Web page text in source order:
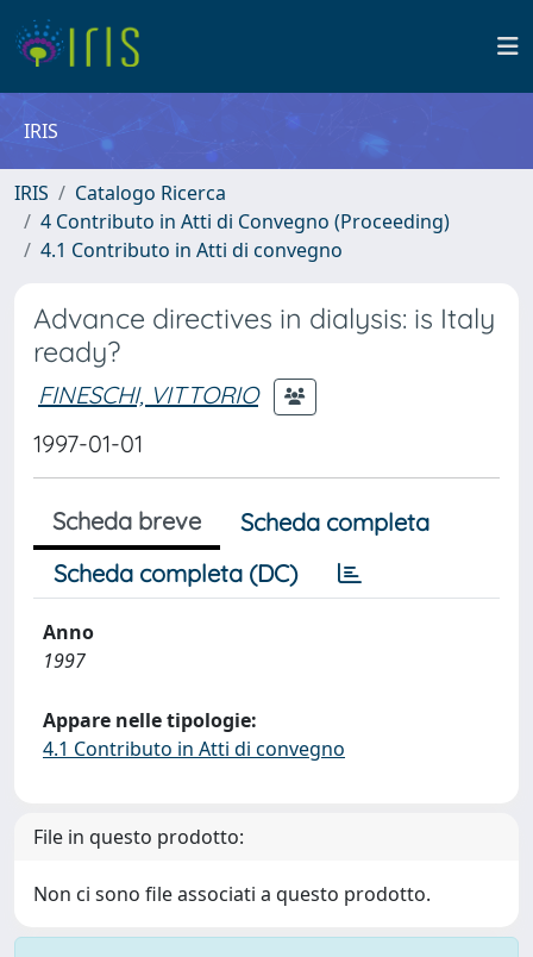
IRIS
IRIS
Catalogo Ricerca
4 Contributo in Atti di Convegno (Proceeding)
4.1 Contributo in Atti di convegno
Advance directives in dialysis: is Italy
ready?
FINESCHI, VITTORIO
1997-01-01
Scheda breve
Scheda completa
Scheda completa (DC)
Anno
1997
Appare nelle tipologie:
4.1 Contributo in Atti di convegno
File in questo prodotto:
Non ci sono file associati a questo prodotto.